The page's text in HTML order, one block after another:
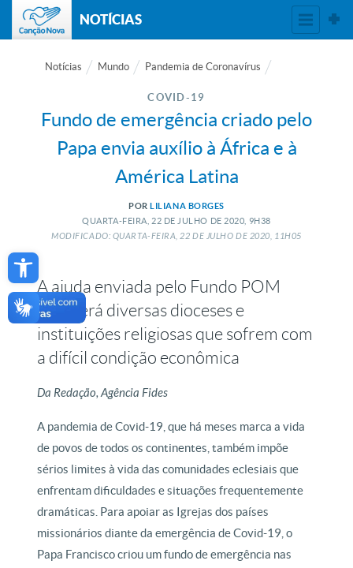
Open toolbar
NOTÍCIAS
Notícias Mundo Pandemia de Coronavírus
COVID-19
Fundo de emergência criado pelo
Papa envia auxílio à África e à
América Latina
PORLILIANA BORGES
QUARTA-FEIRA, 22 DE JULHO DE 2020, 9H38
MODIFICADO: QUARTA-FEIRA, 22 DE JULHO DE 2020, 11H05
A ajuda enviada pelo Fundo POM
atenderá diversas dioceses e
instituições religiosas que sofrem com
a difícil condição econômica
Da Redação, Agência Fides
A pandemia de Covid-19, que há meses marca a vida
de povos de todos os continentes, também impõe
sérios limites à vida das comunidades eclesiais que
enfrentam dificuldades e situações frequentemente
dramáticas. Para apoiar as Igrejas dos países
missionários diante da emergência de Covid-19, o
Papa Francisco criou um fundo de emergência nas